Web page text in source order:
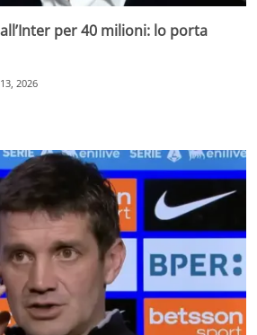
per 40 milioni: lo porta
2026